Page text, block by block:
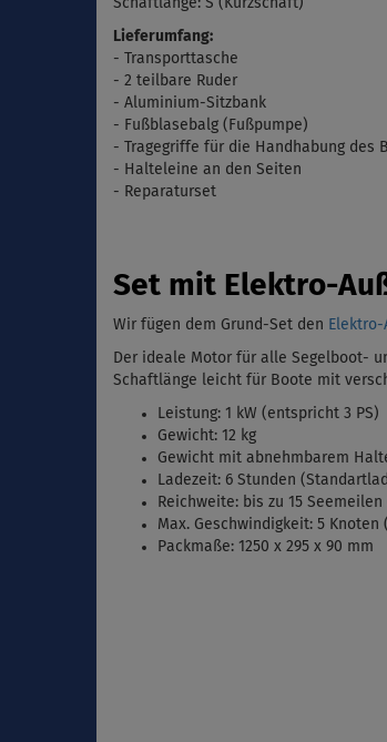
Lieferumfang:
- Transporttasche
- 2 teilbare Ruder
- Aluminium-Sitzbank
- Fußblasebalg ( Fußpumpe)
- Tragegriffe für die Handhabung des
- Halteleine an den Seiten
- Reparaturset
Set mit Elektro-
Wir fügen dem Grund-Set den Elektro-
Der ideale Motor für alle Segelboot-
Schaftlänge leicht für Boote mit
Leistung: 1 kW (entspricht 3 PS)
Gewicht: 12 kg
Gewicht mit abnehmbarem
Ladezeit: 6 Stunden
Reichweite: bis zu 15
Max. Geschwindigkeit: 5 Knoten
Packmaße: 1250 x 295 x 90 mm